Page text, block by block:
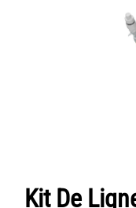
Kit De